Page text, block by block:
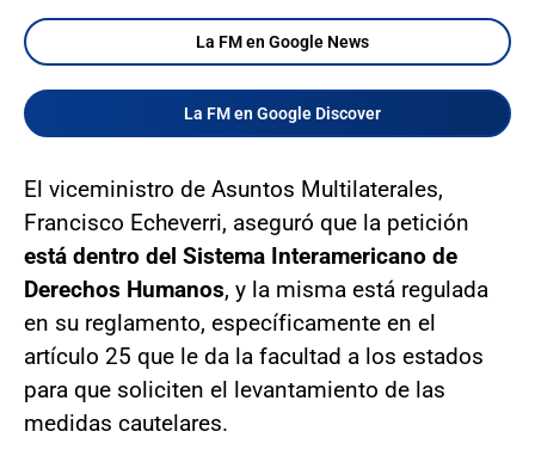
La FM en Google News
La FM en Google Discover
El viceministro de Asuntos Multilaterales,
Francisco Echeverri, aseguró que la petición
está dentro del Sistema Interamericano de
Derechos Humanos, y la misma está regulada
en su reglamento, específicamente en el
artículo 25 que le da la facultad a los estados
para que soliciten el levantamiento de las
medidas cautelares.